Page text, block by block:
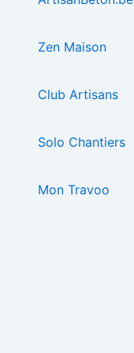
Zen Maison
Club Artisans
Solo Chantiers
Mon Travoo